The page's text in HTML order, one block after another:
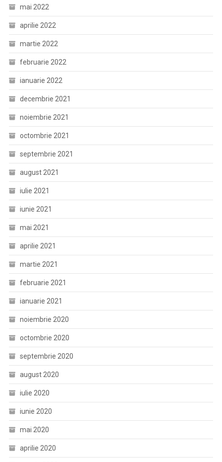
mai 2022
aprilie 2022
martie 2022
februarie 2022
ianuarie 2022
decembrie 2021
noiembrie 2021
octombrie 2021
septembrie 2021
august 2021
iulie 2021
iunie 2021
mai 2021
aprilie 2021
martie 2021
februarie 2021
ianuarie 2021
noiembrie 2020
octombrie 2020
septembrie 2020
august 2020
iulie 2020
iunie 2020
mai 2020
aprilie 2020